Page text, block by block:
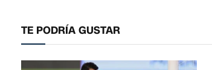
TE PODRÍA GUSTAR